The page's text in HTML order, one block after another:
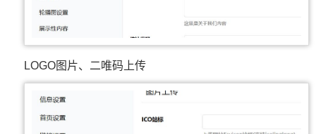
LOGO图片、二唯码上传